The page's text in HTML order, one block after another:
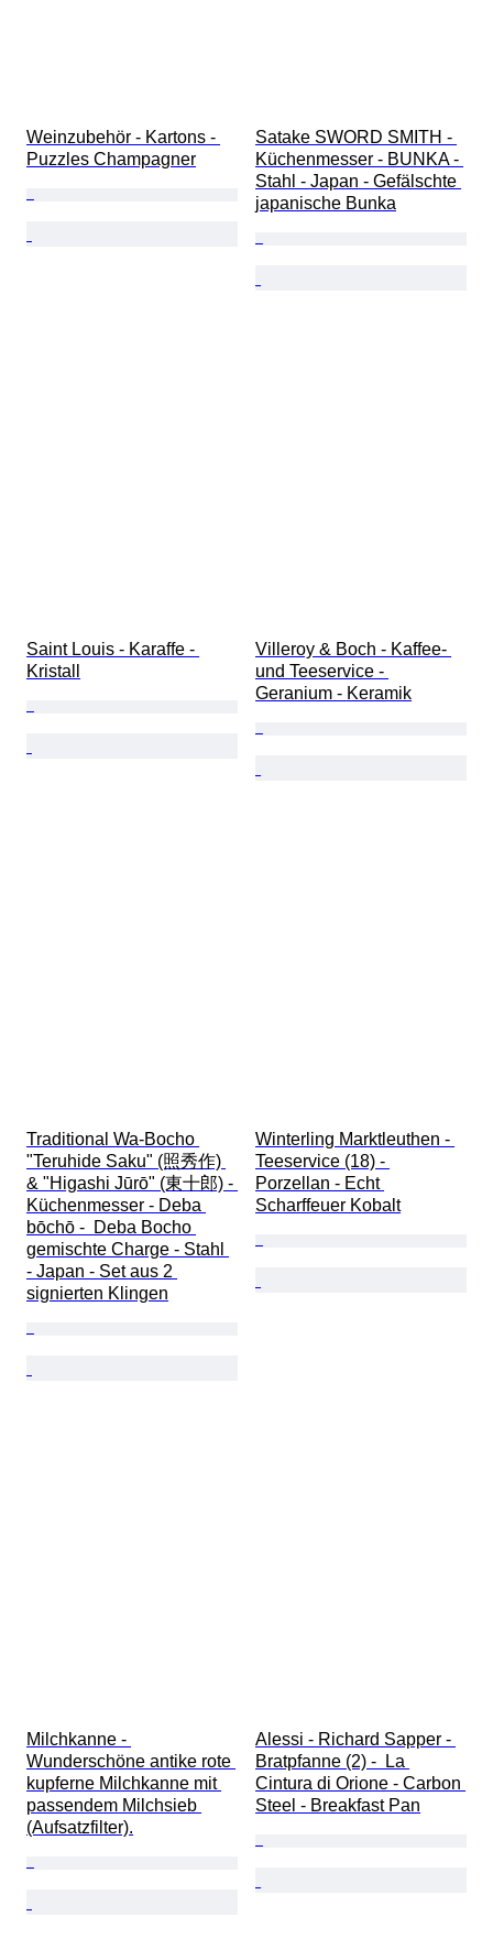
Weinzubehör - Kartons -
Puzzles Champagner
Satake SWORD SMITH -
Küchenmesser - BUNKA -
Stahl - Japan - Gefälschte
japanische Bunka
Saint Louis - Karaffe -
Kristall
Villeroy & Boch - Kaffee-
und Teeservice -
Geranium - Keramik
Traditional Wa-Bocho
"Teruhide Saku" (照秀作)
& "Higashi Jūrō" (東十郎) -
Küchenmesser - Deba
bōchō -  Deba Bocho
gemischte Charge - Stahl
- Japan - Set aus 2
signierten Klingen
Winterling Marktleuthen -
Teeservice (18) -
Porzellan - Echt
Scharffeuer Kobalt
Milchkanne -
Wunderschöne antike rote
kupferne Milchkanne mit
passendem Milchsieb
(Aufsatzfilter).
Alessi - Richard Sapper -
Bratpfanne (2) -  La
Cintura di Orione - Carbon
Steel - Breakfast Pan